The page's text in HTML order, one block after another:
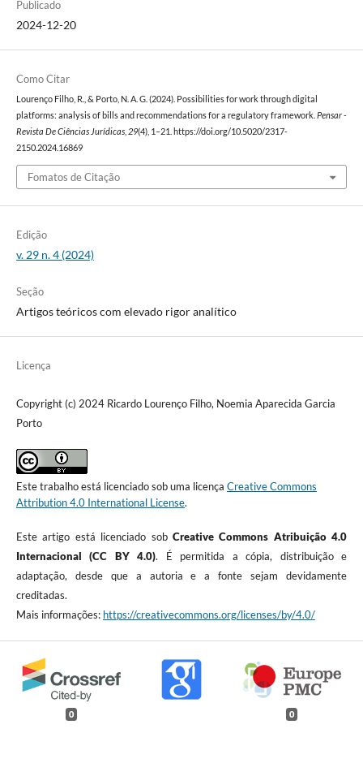
Publicado
2024-12-20
Como Citar
Lourenço Filho, R., & Porto, N. A. G. (2024). Possibilities for work through digital
platforms: analysis of bills and recommendations for a regulatory framework.Pensar -
Revista De Ciências Jurídicas,29(4), 1–21. https://doi.org/10.5020/2317-
2150.2024.16869
Fomatos de Citação
Edição
v. 29 n. 4 (2024)
Seção
Artigos teóricos com elevado rigor analítico
Licença
Copyright (c) 2024 Ricardo Lourenço Filho, Noemia Aparecida Garcia
Porto
Este trabalho está licenciado sob uma licença Creative Commons
Attribution 4.0 International License.
Este artigo está licenciado sob Creative Commons Atribuição 4.0
Internacional (CC BY 4.0). É permitida a cópia, distribuição e
adaptação, desde que a autoria e a fonte sejam devidamente
creditadas.
Mais informações: https://creativecommons.org/licenses/by/4.0/
0 0